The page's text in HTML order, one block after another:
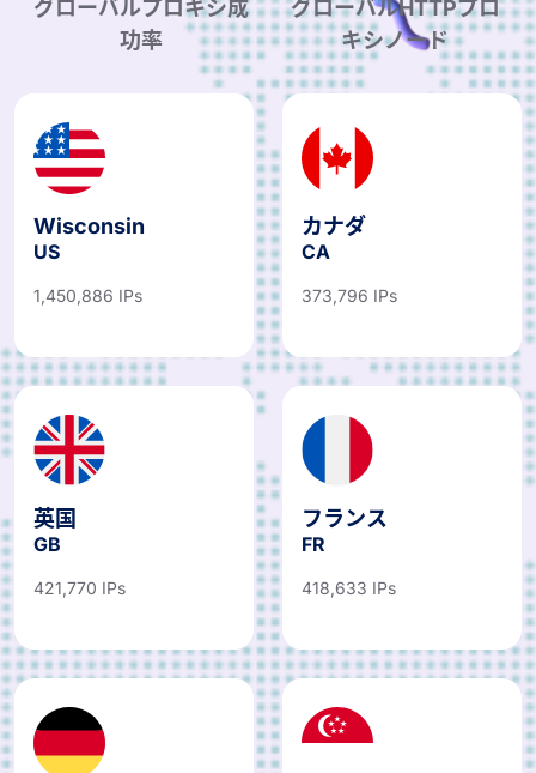
グローバルプロキシ成
功率
グローバルHTTPプロ
キシノード
Wisconsin
US
1,450,886 IPs
カナダ
CA
373,796 IPs
英国
GB
421,770 IPs
フランス
FR
418,633 IPs